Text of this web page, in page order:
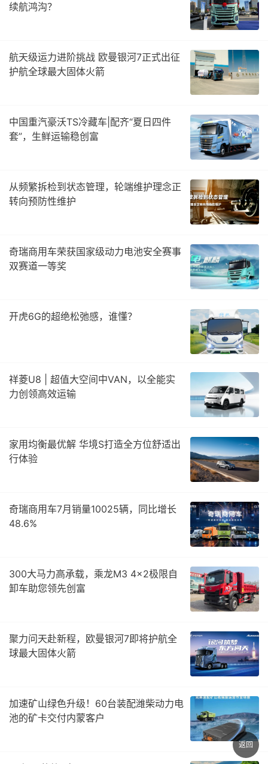
续航鸿沟？
航天级运力进阶挑战 欧曼银河7正式出征
护航全球最大固体火箭
中国重汽豪沃TS冷藏车|配齐“夏日四件
套”，生鲜运输稳创富
从频繁拆检到状态管理，轮端维护理念正
转向预防性维护
奇瑞商用车荣获国家级动力电池安全赛事
双赛道一等奖
开虎6G的超绝松弛感，谁懂？
祥菱U8 | 超值大空间中VAN，以全能实
力创领高效运输
家用均衡最优解 华境S打造全方位舒适出
行体验
奇瑞商用车7月销量10025辆，同比增长
48.6%
300大马力高承载，乘龙M3 4×2极限自
卸车助您领先创富
聚力问天赴新程，欧曼银河7即将护航全
球最大固体火箭
加速矿山绿色升级！60台装配潍柴动力电
池的矿卡交付内蒙客户
返回